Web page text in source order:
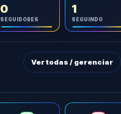
0
SEGUIDORES
1
SEGUINDO
Ver todas / gerenciar